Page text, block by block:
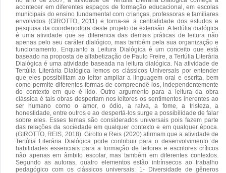
acontecer em diferentes espaços de formação educacional, em escolas
municipais do ensino fundamental com crianças, professoras e familiares
envolvidos (GIROTTO, 2011) e torna-se a centralidade dos estudos e
pesquisa da coordenodora deste projeto de extensão. A tertúlia dialógica
é uma atividade que se diferencia das demais práticas de leitura não
apenas pelo seu caráter dialógico, mas também pela sua organização e
funcionamento. Enquanto a Leitura Dialógica é um conceito que está
baseado na proposta de alfabetização de Paulo Freire, a Tertúlia Literária
Dialógica é uma atividade baseada na leitura dialógica. Na atividade de
Tertúlia Literária Dialógica lemos os clássicos Universais por entender
que eles possibilitam ao leitor ampliar a linguagem oral e escrita, bem
como permite diferentes formas de compreendê-los, independentemente
do contexto em que é lido. Outro argumento para a leitura da obra
clássica é tais obras despertam nos leitores os sentimentos inerentes ao
ser humano como o amor, o ódio, a raiva, a fome, a tristeza, a
honestidade, entre outros e ao despertá-los surge a possibilidade de falar
sobre eles. Esses temas são considerados universais pois fazem parte
das relações da sociedade em qualquer contexto e em qualquer época.
(GIROTTO, REIS, 2018). Girotto e Reis (2020) afirmam que a atividade de
Tertúlia Literária Dialógica pode contribuir para o desenvolvimento de
habilidades essenciais para a formação de leitores e escritores críticos
não apenas em âmbito escolar, mas também em diferentes contextos.
Segundo as autoras, quatro elementos estão intrínsecos ao trabalho
pedagógico com os clássicos universais: 1- Diversidade de gêneros